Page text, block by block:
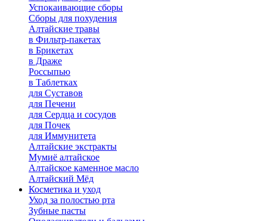
Успокаивающие сборы
Сборы для похудения
Алтайские травы
в Фильтр-пакетах
в Брикетах
в Драже
Россыпью
в Таблетках
для Cуставов
для Печени
для Сердца и сосудов
для Почек
для Иммунитета
Алтайские экстракты
Мумиё алтайское
Алтайское каменное масло
Алтайский Мёд
Косметика и уход
Уход за полостью рта
Зубные пасты